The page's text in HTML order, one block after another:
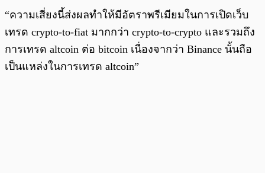
“ความเสี่ยงนี้ส่งผลทำให้มีอัตราพรีเมียมในการเปิดเว็บ
เทรด crypto-to-fiat มากกว่า crypto-to-crypto และรวมถึง
การเทรด altcoin ต่อ bitcoin เนื่องจากว่า Binance นั้นถือ
เป็นแหล่งในการเทรด altcoin”